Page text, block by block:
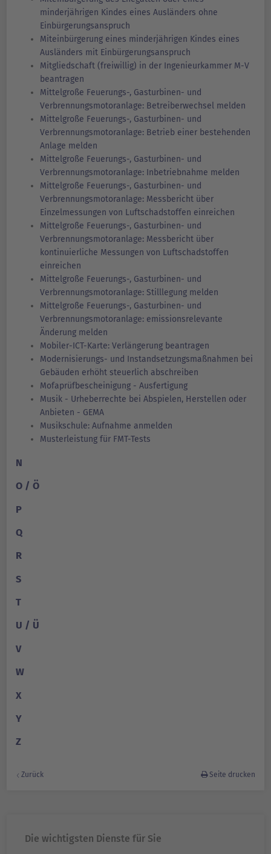
minderjährigen Kindes eines Ausländers ohne
Einbürgerungsanspruch
Miteinbürgerung eines minderjährigen Kindes eines
Ausländers mit Einbürgerungsanspruch
Mitgliedschaft (freiwillig) in der Ingenieurkammer M-V
beantragen
Mittelgroße Feuerungs-, Gasturbinen- und
Verbrennungsmotoranlage: Betreiberwechsel melden
Mittelgroße Feuerungs-, Gasturbinen- und
Verbrennungsmotoranlage: Betrieb einer bestehenden
Anlage melden
Mittelgroße Feuerungs-, Gasturbinen- und
Verbrennungsmotoranlage: Inbetriebnahme melden
Mittelgroße Feuerungs-, Gasturbinen- und
Verbrennungsmotoranlage: Messbericht über
Einzelmessungen von Luftschadstoffen einreichen
Mittelgroße Feuerungs-, Gasturbinen- und
Verbrennungsmotoranlage: Messbericht über
kontinuierliche Messungen von Luftschadstoffen
einreichen
Mittelgroße Feuerungs-, Gasturbinen- und
Verbrennungsmotoranlage: Stilllegung melden
Mittelgroße Feuerungs-, Gasturbinen- und
Verbrennungsmotoranlage: emissionsrelevante
Änderung melden
Mobiler-ICT-Karte: Verlängerung beantragen
Modernisierungs- und Instandsetzungsmaßnahmen bei
Gebäuden erhöht steuerlich abschreiben
Mofaprüfbescheinigung - Ausfertigung
Musik - Urheberrechte bei Abspielen, Herstellen oder
Anbieten - GEMA
Musikschule: Aufnahme anmelden
Musterleistung für FMT-Tests
N
O / Ö
P
Q
R
S
T
U / Ü
V
W
X
Y
Z
Zurück Seite drucken
Die wichtigsten Dienste für Sie